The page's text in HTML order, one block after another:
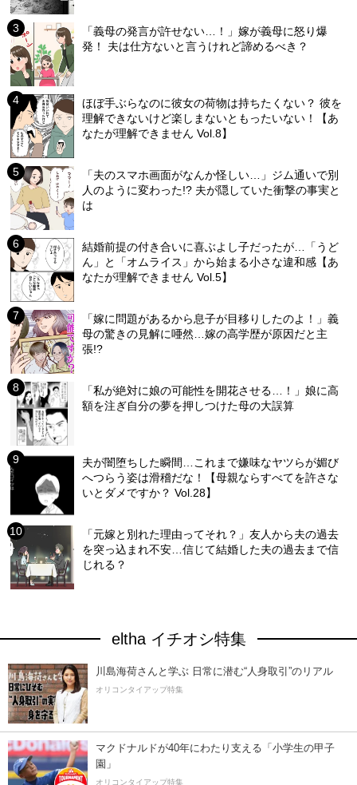
「義母の発言が許せない…！」嫁が義母に怒り爆
発！ 夫は仕方ないと言うけれど諦めるべき？
ほぼ手ぶらなのに彼女の荷物は持ちたくない？ 彼を
理解できないけど楽しまないともったいない！【あ
なたが理解できません Vol.8】
「夫のスマホ画面がなんか怪しい…」ジム通いで別
人のように変わった!? 夫が隠していた衝撃の事実と
は
結婚前提の付き合いに喜ぶよし子だったが…「うど
ん」と「オムライス」から始まる小さな違和感【あ
なたが理解できません Vol.5】
「嫁に問題があるから息子が目移りしたのよ！」義
母の驚きの見解に唖然…嫁の高学歴が原因だと主
張!?
「私が絶対に娘の可能性を開花させる…！」娘に高
額を注ぎ自分の夢を押しつけた母の大誤算
夫が闇堕ちした瞬間…これまで嫌味なヤツらが媚び
へつらう姿は滑稽だな！【母親ならすべてを許さな
いとダメですか？ Vol.28】
「元嫁と別れた理由ってそれ？」友人から夫の過去
を突っ込まれ不安…信じて結婚した夫の過去まで信
じれる？
eltha イチオシ特集
川島海荷さんと学ぶ 日常に潜む“人身取引”のリアル
オリコンタイアップ特集
マクドナルドが40年にわたり支える「小学生の甲子
園」
オリコンタイアップ特集